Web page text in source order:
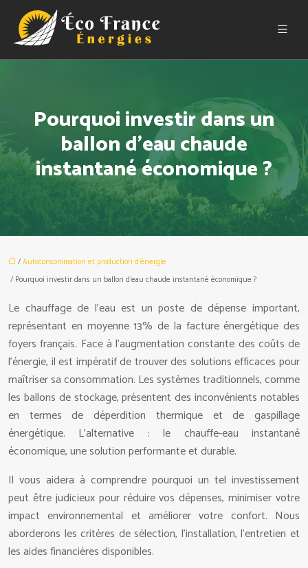
Pourquoi investir dans un
ballon d’eau chaude
instantané économique ?
/Autoconsommation et production d'énergie
/ Pourquoi investir dans un ballon d’eau chaude instantané économique ?
Le chauffage de l’eau est un poste de dépense important,
représentant en moyenne 13% de la facture énergétique des
foyers français. Face à l’augmentation constante des coûts de
l’énergie, il est impératif de trouver des solutions efficaces pour
maîtriser sa consommation. Les systèmes traditionnels, comme
les ballons de stockage, présentent des inconvénients notables
en termes de déperdition thermique et de gaspillage
énergétique. L’alternative : le chauffe-eau instantané
économique, une solution performante et durable.
Il vous aidera à comprendre pourquoi un tel investissement
peut être judicieux pour réduire vos dépenses, minimiser votre
impact environnemental et améliorer votre confort. Nous
aborderons les critères de sélection, l’installation, l’entretien et
les aides financières disponibles.